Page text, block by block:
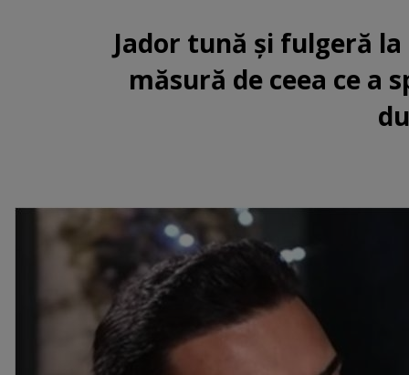
Jador tună și fulgeră
măsură de ceea ce a